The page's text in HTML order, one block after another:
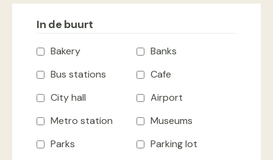
In de buurt
Bakery
Banks
Bus stations
Cafe
City hall
Airport
Metro station
Museums
Parks
Parking lot